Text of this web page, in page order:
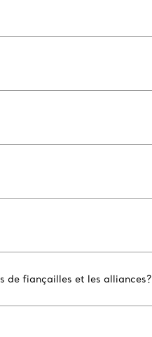
de fiançailles et les alliances?